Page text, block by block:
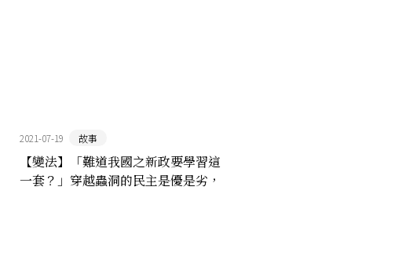
2021-07-19 故事
【變法】「難道我國之新政要學習這
一套？」穿越蟲洞的民主是優是劣，